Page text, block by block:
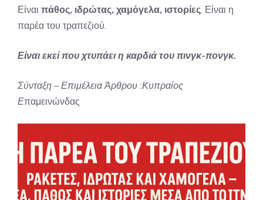
Είναι πάθος, ιδρώτας, χαμόγελα, ιστορίες. Είναι η
παρέα του τραπεζιού.
Είναι εκεί που χτυπάει η καρδιά του πινγκ-πονγκ.
Σύνταξη – Επιμέλεια Άρθρου :Κυπραίος
Επαμεινώνδας